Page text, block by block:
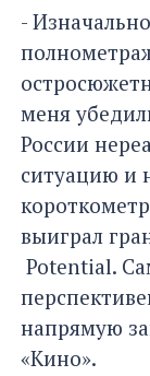
-
меня
России
ситуацию и
выиграл
Potential.
напрямую
«Кино».